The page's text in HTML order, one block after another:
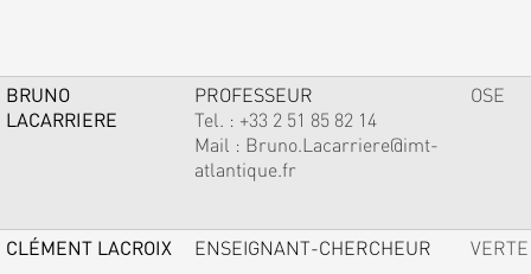
BRUNO
LACARRIERE
PROFESSEUR
Tel. : +33 2 51 85 82 14
Mail : Bruno.Lacarriere@imt-
atlantique.fr
OSE
CLÉMENT LACROIX ENSEIGNANT-CHERCHEUR VERTE